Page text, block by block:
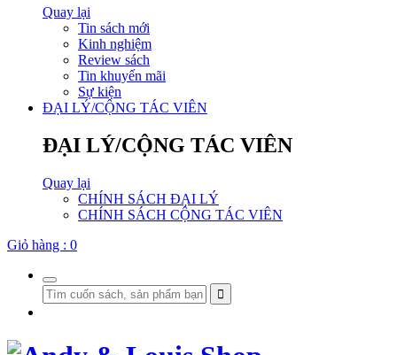
Quay lại
Tin sách mới
Kinh nghiệm
Review sách
Tin khuyến mãi
Sự kiện
ĐẠI LÝ/CỘNG TÁC VIÊN
ĐẠI LÝ/CỘNG TÁC VIÊN
Quay lại
CHÍNH SÁCH ĐẠI LÝ
CHÍNH SÁCH CỘNG TÁC VIÊN
Giỏ hàng : 0